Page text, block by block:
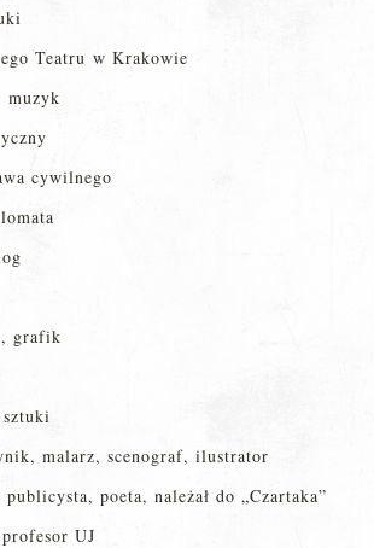
Teatru w Krakowie
muzyk
cywilnego
grafik
malarz, scenograf, ilustrator
poeta, należał do „Czartaka”
UJ